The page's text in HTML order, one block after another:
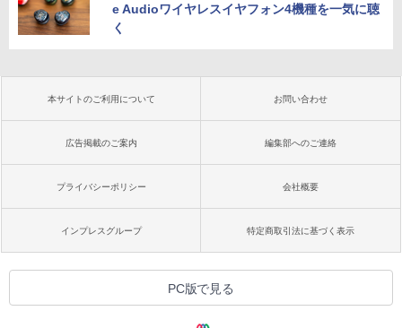
e Audioワイヤレスイヤフォン4機種を一気に聴
く
本サイトのご利用について お問い合わせ
広告掲載のご案内 編集部へのご連絡
プライバシーポリシー 会社概要
インプレスグループ 特定商取引法に基づく表示
PC版で見る